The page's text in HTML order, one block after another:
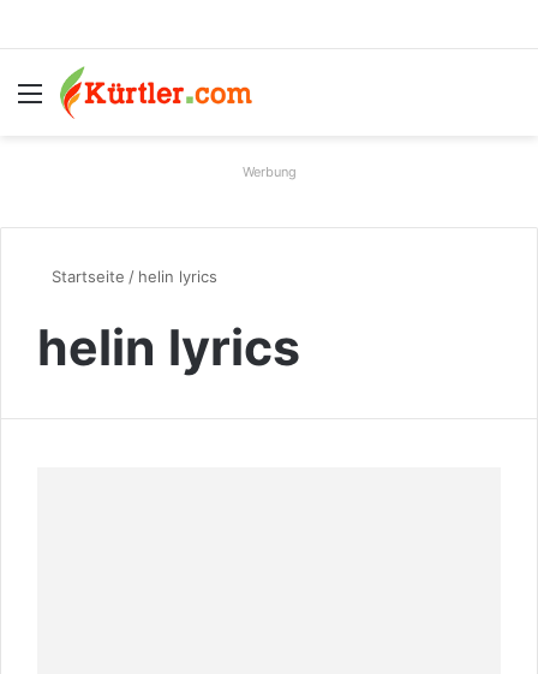
Menü
Werbung
Startseite / helin lyrics
helin lyrics